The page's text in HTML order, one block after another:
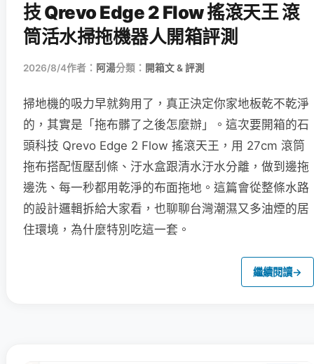
技 Qrevo Edge 2 Flow 搖滾天王 滾
筒活水掃拖機器人開箱評測
2026/8/4作者： 阿湯分類： 開箱文 & 評測
掃地機的吸力早就夠用了，真正決定你家地板乾不乾淨
的，其實是「拖布髒了之後怎麼辦」。這次要開箱的石
頭科技 Qrevo Edge 2 Flow 搖滾天王，用 27cm 滾筒
拖布搭配恆壓刮條、汙水盒跟清水汙水分離，做到邊拖
邊洗、每一秒都用乾淨的布面拖地。這篇會從整條水路
的設計邏輯拆給大家看，也聊聊台灣潮濕又多油煙的居
住環境，為什麼特別吃這一套。
繼續閱讀→